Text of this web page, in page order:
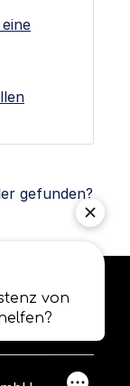
gefunden?
AGB